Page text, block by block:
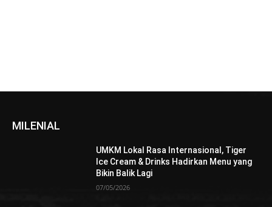
MILENIAL
UMKM Lokal Rasa Internasional, Tiger
Ice Cream & Drinks Hadirkan Menu yang
Bikin Balik Lagi
07/05/2026